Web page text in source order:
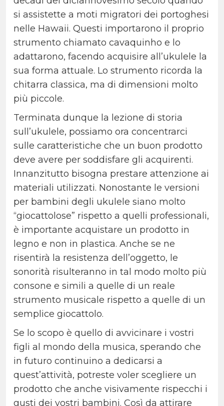
si assistette a moti migratori dei portoghesi
nelle Hawaii. Questi importarono il proprio
strumento chiamato cavaquinho e lo
adattarono, facendo acquisire all’ukulele la
sua forma attuale. Lo strumento ricorda la
chitarra classica, ma di dimensioni molto
più piccole.
Terminata dunque la lezione di storia
sull’ukulele, possiamo ora concentrarci
sulle caratteristiche che un buon prodotto
deve avere per soddisfare gli acquirenti.
Innanzitutto bisogna prestare attenzione ai
materiali utilizzati. Nonostante le versioni
per bambini degli ukulele siano molto
“giocattolose” rispetto a quelli professionali,
è importante acquistare un prodotto in
legno e non in plastica. Anche se ne
risentirà la resistenza dell’oggetto, le
sonorità risulteranno in tal modo molto più
consone e simili a quelle di un reale
strumento musicale rispetto a quelle di un
semplice giocattolo.
Se lo scopo è quello di avvicinare i vostri
figli al mondo della musica, sperando che
in futuro continuino a dedicarsi a
quest’attività, potreste voler scegliere un
prodotto che anche visivamente rispecchi i
gusti dei vostri bambini. Così da attirare